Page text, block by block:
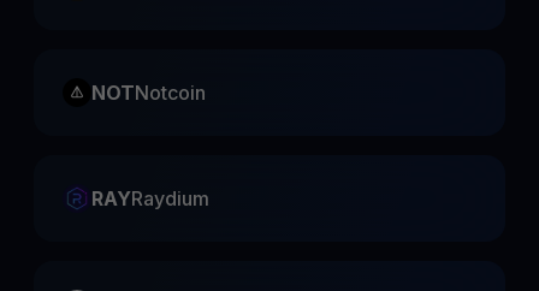
NOTNotcoin
RAYRaydium